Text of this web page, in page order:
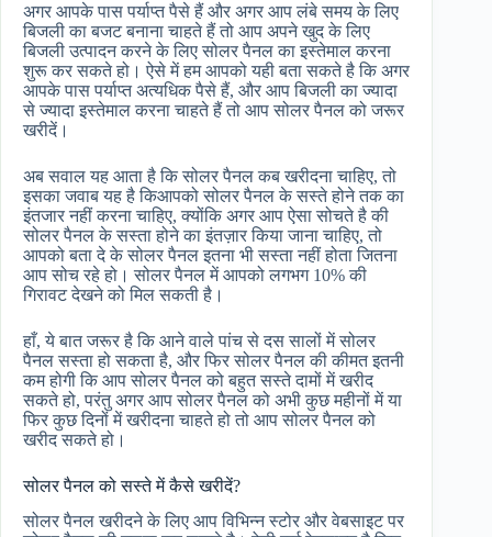
अगर आपके पास पर्याप्त पैसे हैं और अगर आप लंबे समय के लिए
बिजली का बजट बनाना चाहते हैं तो आप अपने खुद के लिए
बिजली उत्पादन करने के लिए सोलर पैनल का इस्तेमाल करना
शुरू कर सकते हो। ऐसे में हम आपको यही बता सकते है कि अगर
आपके पास पर्याप्त अत्यधिक पैसे हैं, और आप बिजली का ज्यादा
से ज्यादा इस्तेमाल करना चाहते हैं तो आप सोलर पैनल को जरूर
खरीदें।
अब सवाल यह आता है कि सोलर पैनल कब खरीदना चाहिए, तो
इसका जवाब यह है किआपको सोलर पैनल के सस्ते होने तक का
इंतजार नहीं करना चाहिए, क्योंकि अगर आप ऐसा सोचते है की
सोलर पैनल के सस्ता होने का इंतज़ार किया जाना चाहिए, तो
आपको बता दे के सोलर पैनल इतना भी सस्ता नहीं होता जितना
आप सोच रहे हो। सोलर पैनल में आपको लगभग 10% की
गिरावट देखने को मिल सकती है।
हाँ, ये बात जरूर है कि आने वाले पांच से दस सालों में सोलर
पैनल सस्ता हो सकता है, और फिर सोलर पैनल की कीमत इतनी
कम होगी कि आप सोलर पैनल को बहुत सस्ते दामों में खरीद
सकते हो, परंतु अगर आप सोलर पैनल को अभी कुछ महीनों में या
फिर कुछ दिनों में खरीदना चाहते हो तो आप सोलर पैनल को
खरीद सकते हो।
सोलर पैनल को सस्ते में कैसे खरीदें?
सोलर पैनल खरीदने के लिए आप विभिन्न स्टोर और वेबसाइट पर